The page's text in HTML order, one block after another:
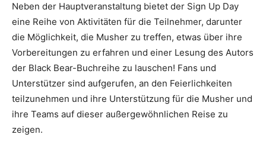
Neben der Hauptveranstaltung bietet der Sign Up Day
eine Reihe von Aktivitäten für die Teilnehmer, darunter
die Möglichkeit, die Musher zu treffen, etwas über ihre
Vorbereitungen zu erfahren und einer Lesung des Autors
der Black Bear-Buchreihe zu lauschen! Fans und
Unterstützer sind aufgerufen, an den Feierlichkeiten
teilzunehmen und ihre Unterstützung für die Musher und
ihre Teams auf dieser außergewöhnlichen Reise zu
zeigen.